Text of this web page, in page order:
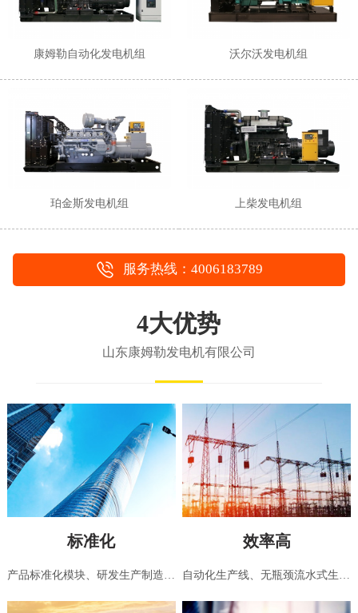
康姆勒自动化发电机组 沃尔沃发电机组
珀金斯发电机组 上柴发电机组
服务热线：4006183789
4大优势
山东康姆勒发电机有限公司
标准化 效率高